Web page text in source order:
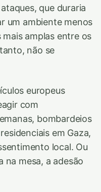
que duraria
um ambiente menos
amplas entre os
não se
europeus
com
bombardeios
em Gaza,
local. Ou
na mesa, a adesão